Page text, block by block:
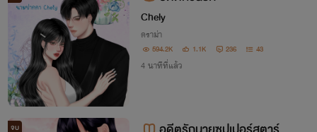
Chely
ดราม่า
594.2K 1.1K 236 43
4 นาทีที่แล้ว
จบ